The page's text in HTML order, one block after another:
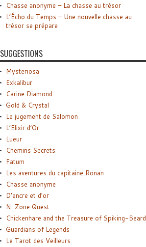
Chasse anonyme – La chasse au trésor
L’Écho du Temps – Une nouvelle chasse au
trésor se prépare
SUGGESTIONS
Mysteriosa
Exkalibur
Carine Diamond
Gold & Crystal
Le jugement de Salomon
L’Elixir d’Or
Lueur
Chemins Secrets
Fatum
Les aventures du capitaine Ronan
Chasse anonyme
D’encre et d’or
N-Zone Quest
Chickenhare and the Treasure of Spiking-Beard
Guardians of Legends
Le Tarot des Veilleurs